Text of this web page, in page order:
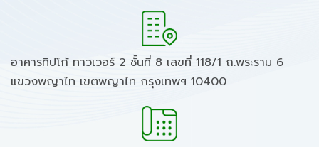
อาคารทิปโก้ ทาวเวอร์ 2 ชั้นที่ 8 เลขที่ 118/1 ถ.พระราม 6
แขวงพญาไท เขตพญาไท กรุงเทพฯ 10400